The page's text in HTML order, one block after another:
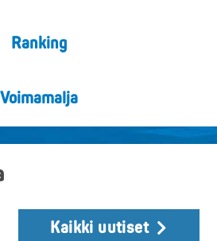
Ranking
Voimamalja
Kaikki uutiset